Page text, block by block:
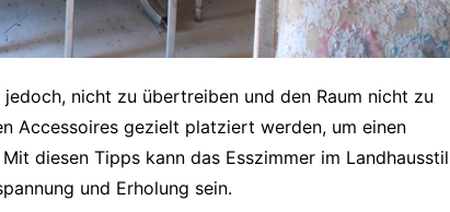
nicht zu übertreiben und den Raum nicht zu
Accessoires gezielt platziert werden, um einen
diesen Tipps kann das Esszimmer im Landhausstil
und Erholung sein.